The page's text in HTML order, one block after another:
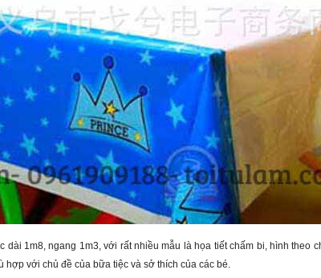
1m8, ngang 1m3, với rất nhiều mẫu là họa tiết chấm bi, hình theo
hợp với chủ đề của bữa tiệc và sở thích của các bé.